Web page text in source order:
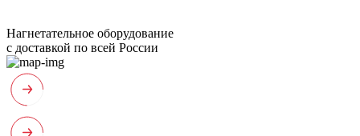
Нагнетательное оборудование
с доставкой по всей России